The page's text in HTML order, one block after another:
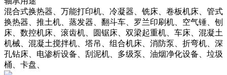
混合式换热器、万能打印机、冷凝器、铣床、卷板机床、管式
换热器、推土机、蒸发器、翻斗车、罗兰印刷机、空气锤、刨
床、数控机床、滚齿机、圆锯床、双梁起重机、车床、混凝土
机械、混凝土搅拌机、塔吊、组合机床、消防泵、折弯机、深
孔钻床、电渗析设备、刮泥机、多级泵、油烟净化设备、垃圾
桶、卡盘、